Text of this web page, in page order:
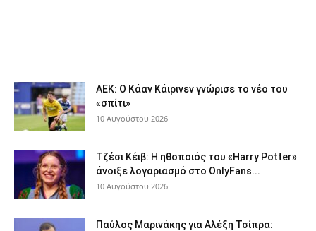
ΑΕΚ: Ο Κάαν Κάιρινεν γνώρισε το νέο του
«σπίτι»
10 Αυγούστου 2026
Τζέσι Κέιβ: Η ηθοποιός του «Harry Potter»
άνοιξε λογαριασμό στο OnlyFans...
10 Αυγούστου 2026
Παύλος Μαρινάκης για Αλέξη Τσίπρα: